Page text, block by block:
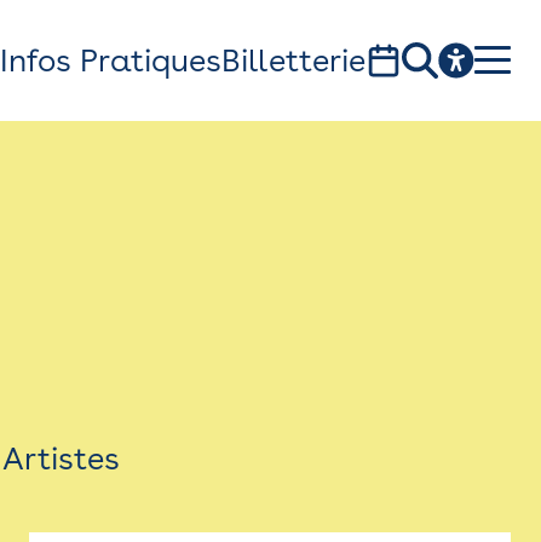
Infos PratiquesBilletterie
1, av. du Chateau d'eau - 31300 Toulouse
Artistes